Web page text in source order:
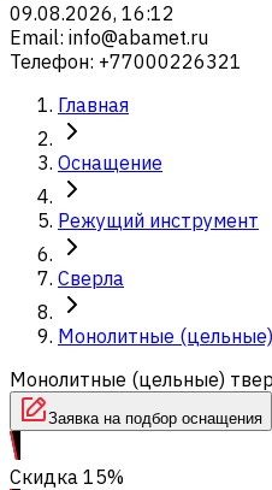
09.08.2026, 16:12
Email: info@abamet.ru
Телефон: +77000226321
Главная
Оснащение
Режущий инструмент
Сверла
Монолитные
Монолитные (цельные)
Заявка на подбор оснащения
Скидка 15%